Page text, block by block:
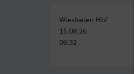
Wiesbaden Hbf
15.08.26
06:32